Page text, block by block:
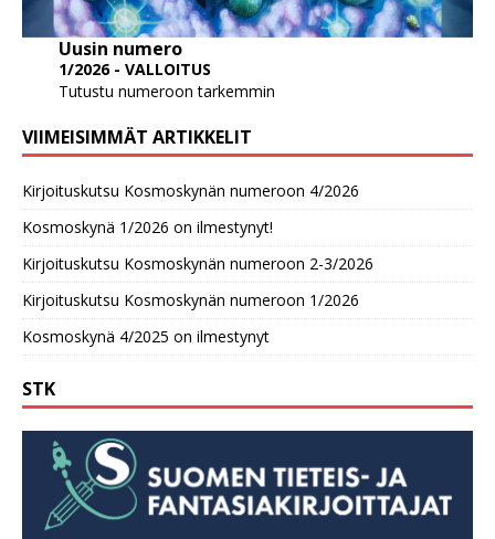
Uusin numero
1/2026 - VALLOITUS
Tutustu numeroon tarkemmin
VIIMEISIMMÄT ARTIKKELIT
Kirjoituskutsu Kosmoskynän numeroon 4/2026
Kosmoskynä 1/2026 on ilmestynyt!
Kirjoituskutsu Kosmoskynän numeroon 2-3/2026
Kirjoituskutsu Kosmoskynän numeroon 1/2026
Kosmoskynä 4/2025 on ilmestynyt
STK